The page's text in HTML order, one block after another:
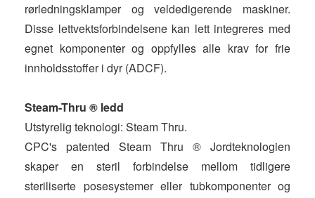
rørledningsklamper og veldedigerende maskiner.
Disse lettvektsforbindelsene kan lett integreres med
egnet komponenter og oppfylles alle krav for frie
innholdsstoffer i dyr (ADCF).
Steam-Thru ® ledd
Utstyrelig teknologi: Steam Thru.
CPC's patented Steam Thru ® Jordteknologien
skaper en steril forbindelse mellom tidligere
steriliserte posesystemer eller tubkomponenter og